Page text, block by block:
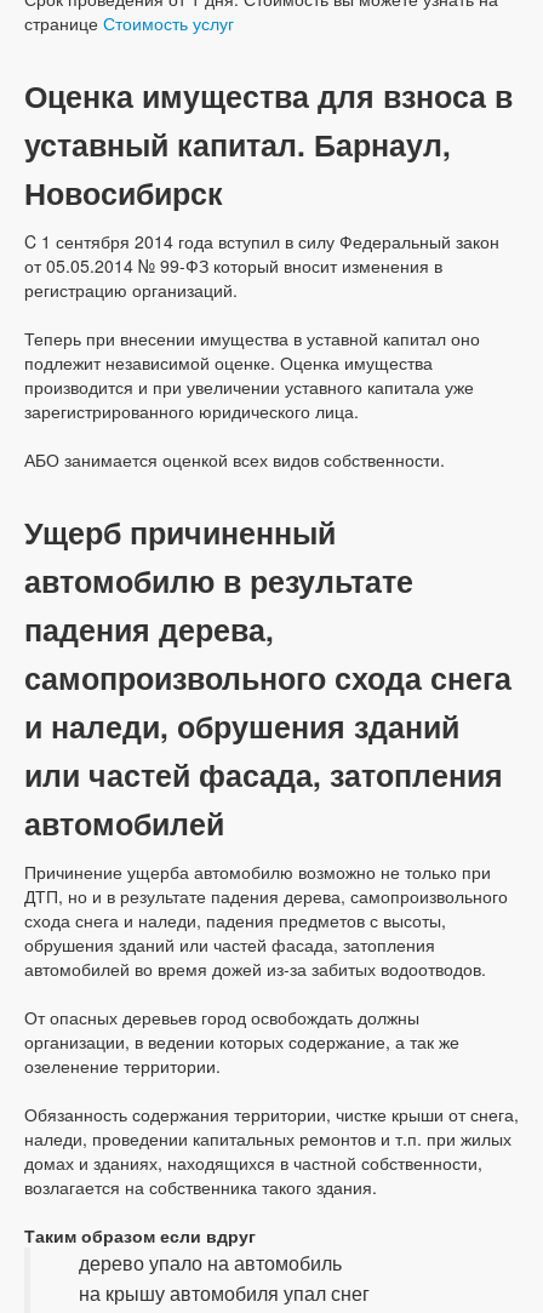
странице Стоимость услуг
Оценка имущества для взноса в
уставный капитал. Барнаул,
Новосибирск
C 1 сентября 2014 года вступил в силу Федеральный закон
от 05.05.2014 № 99-ФЗ который вносит изменения в
регистрацию организаций.
Теперь при внесении имущества в уставной капитал оно
подлежит независимой оценке. Оценка имущества
производится и при увеличении уставного капитала уже
зарегистрированного юридического лица.
АБО занимается оценкой всех видов собственности.
Ущерб причиненный
автомобилю в результате
падения дерева,
самопроизвольного схода снега
и наледи, обрушения зданий
или частей фасада, затопления
автомобилей
Причинение ущерба автомобилю возможно не только при
ДТП, но и в результате падения дерева, самопроизвольного
схода снега и наледи, падения предметов с высоты,
обрушения зданий или частей фасада, затопления
автомобилей во время дожей из-за забитых водоотводов.
От опасных деревьев город освобождать должны
организации, в ведении которых содержание, а так же
озеленение территории.
Обязанность содержания территории, чистке крыши от снега,
наледи, проведении капитальных ремонтов и т.п. при жилых
домах и зданиях, находящихся в частной собственности,
возлагается на собственника такого здания.
Таким образом если вдруг
дерево упало на автомобиль
на крышу автомобиля упал снег